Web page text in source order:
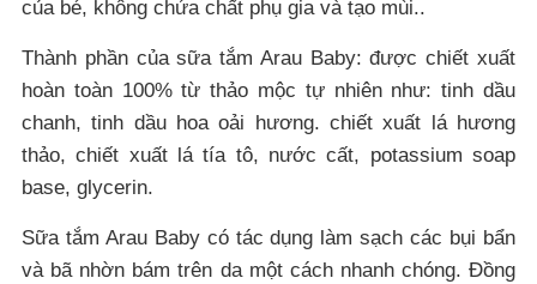
của bé, không chứa chất phụ gia và tạo mùi..
Thành phần của sữa tắm Arau Baby: được chiết xuất
hoàn toàn 100% từ thảo mộc tự nhiên như: tinh dầu
chanh, tinh dầu hoa oải hương. chiết xuất lá hương
thảo, chiết xuất lá tía tô, nước cất, potassium soap
base, glycerin.
Sữa tắm Arau Baby có tác dụng làm sạch các bụi bẩn
và bã nhờn bám trên da một cách nhanh chóng. Đồng